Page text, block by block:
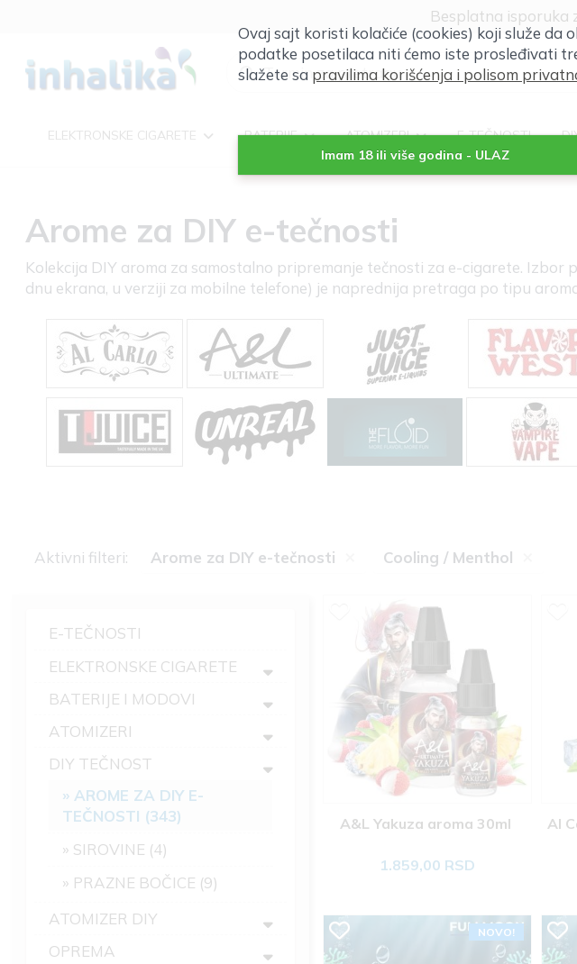
Klik
Besplatna isporuka
ELEKTRONSKE CIGARETE BATERIJE ATOMIZERI E-TEČNOSTI
Arome za DIY e-tečnosti
Kolekcija DIY aroma za samostalno pripremanje tečnosti za e-cigarete.
dnu ekrana, u verziji za mobilne telefone) je naprednija pretraga po tipu
Aktivni filteri: Arome za DIY e-tečnosti Cooling / Menthol
E-TEČNOSTI
ELEKTRONSKE CIGARETE
BATERIJE I MODOVI
ATOMIZERI
DIY TEČNOST
AROME ZA DIY E-
TEČNOSTI (343)
SIROVINE (4)
PRAZNE BOČICE (9)
ATOMIZER DIY
OPREMA
A&L Yakuza aroma 30ml
1.859,00 RSD
Al
NOVO!
Ovaj sajt koristi kolačiće (cookies) koji služe da
podatke posetilaca niti ćemo iste prosleđivati
slažete sa pravilima korišćenja i polisom
Imam 18 ili više godina - ULAZ